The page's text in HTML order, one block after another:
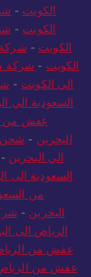
الكويت -
الكويت -
الكويت -
الكويت - شركة
الي الكويت -
السعودية الي
عفش من
البحرين - شحن
الي البحرين -
السعودية الى
من
البحرين -
الرياض الى
عفش من
عفش من الرياض